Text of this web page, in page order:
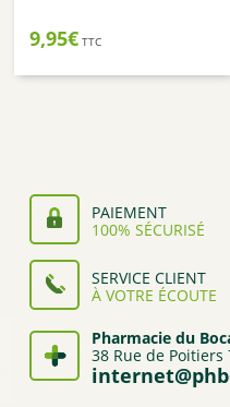
9,95€ TTC
PAIEMENT
100% SÉCURISÉ
SERVICE CLIENT
À VOTRE ÉCOUTE
Pharmacie du
38 Rue de Poitiers